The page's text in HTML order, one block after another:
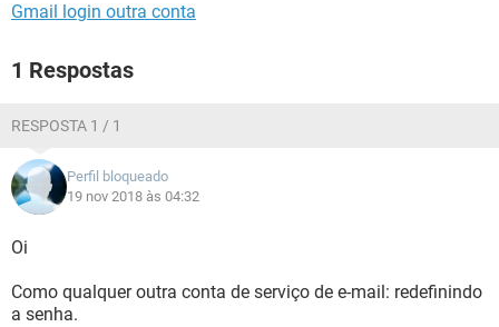
Gmail login outra conta
1 Respostas
RESPOSTA 1 / 1
Perfil bloqueado
19 nov 2018 às 04:32
Oi
Como qualquer outra conta de serviço de e-mail: redefinindo
a senha.